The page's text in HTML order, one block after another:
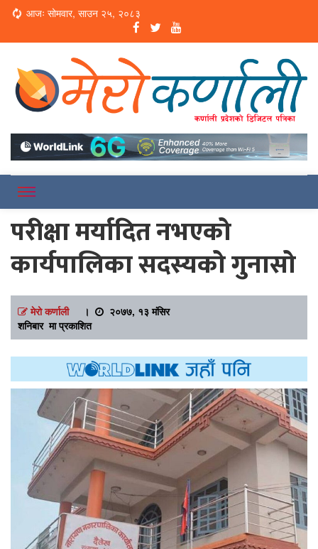
Loading...
आजः सोमवार, साउन २५, २०८३
Merokarnali
परीक्षा मर्यादित नभएको
कार्यपालिका सदस्यको गुनासो
मेरो कर्णाली।
२०७७, १३ मंसिर
शनिबार मा प्रकाशित